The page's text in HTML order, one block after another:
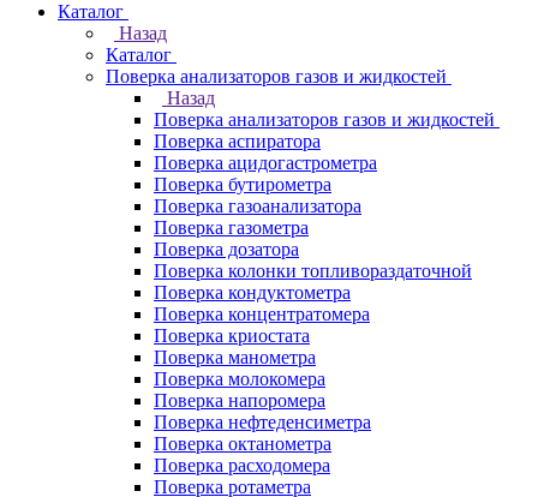
Каталог
Назад
Каталог
Поверка анализаторов газов и жидкостей
Назад
Поверка анализаторов газов и жидкостей
Поверка аспиратора
Поверка ацидогастрометра
Поверка бутирометра
Поверка газоанализатора
Поверка газометра
Поверка дозатора
Поверка колонки топливораздаточной
Поверка кондуктометра
Поверка концентратомера
Поверка криостата
Поверка манометра
Поверка молокомера
Поверка напоромера
Поверка нефтеденсиметра
Поверка октанометра
Поверка расходомера
Поверка ротаметра